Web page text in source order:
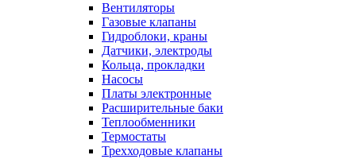
Вентиляторы
Газовые клапаны
Гидроблоки, краны
Датчики, электроды
Кольца, прокладки
Насосы
Платы электронные
Расширительные баки
Теплообменники
Термостаты
Трехходовые клапаны